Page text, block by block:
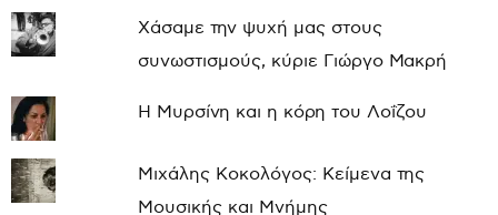
Χάσαμε την ψυχή μας στους
συνωστισμούς, κύριε Γιώργο Μακρή
Η Μυρσίνη και η κόρη του Λοΐζου
Μιχάλης Κοκολόγος: Κείμενα της
Μουσικής και Μνήμης